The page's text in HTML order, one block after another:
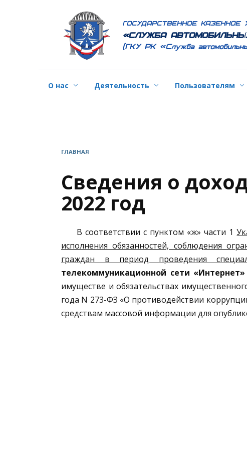
ГОСУДАРСТВЕННОЕ
«СЛУЖБА
(ГКУ РК «Служба
О нас Деятельность Пользователям
ГЛАВНАЯ
Сведения о
2022 год
В соответствии с пунктом «ж» части 1
исполнения обязанностей, соблюдения
граждан в период проведения
телекоммуникационной сети
имуществе и обязательствах
года N 273-ФЗ «О противодействии
средствам массовой информации для